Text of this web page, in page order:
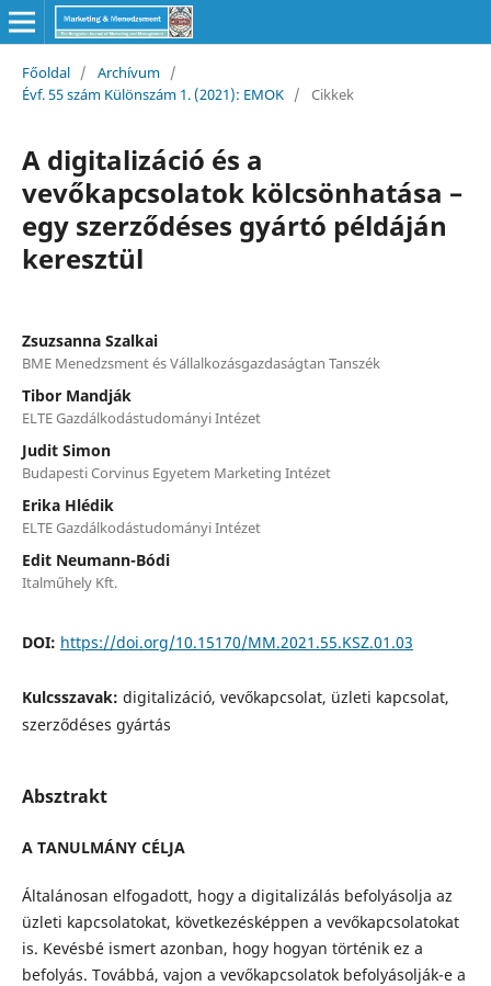
Főoldal / Archívum /
Évf. 55 szám Különszám 1. (2021): EMOK / Cikkek
A digitalizáció és a
vevőkapcsolatok kölcsönhatása –
egy szerződéses gyártó példáján
keresztül
Zsuzsanna Szalkai
BME Menedzsment és Vállalkozásgazdaságtan Tanszék
Tibor Mandják
ELTE Gazdálkodástudományi Intézet
Judit Simon
Budapesti Corvinus Egyetem Marketing Intézet
Erika Hlédik
ELTE Gazdálkodástudományi Intézet
Edit Neumann-Bódi
Italműhely Kft.
DOI: https://doi.org/10.15170/MM.2021.55.KSZ.01.03
Kulcsszavak: digitalizáció, vevőkapcsolat, üzleti kapcsolat,
szerződéses gyártás
Absztrakt
A TANULMÁNY CÉLJA
Általánosan elfogadott, hogy a digitalizálás befolyásolja az
üzleti kapcsolatokat, következésképpen a vevőkapcsolatokat
is. Kevésbé ismert azonban, hogy hogyan történik ez a
befolyás. Továbbá, vajon a vevőkapcsolatok befolyásolják-e a